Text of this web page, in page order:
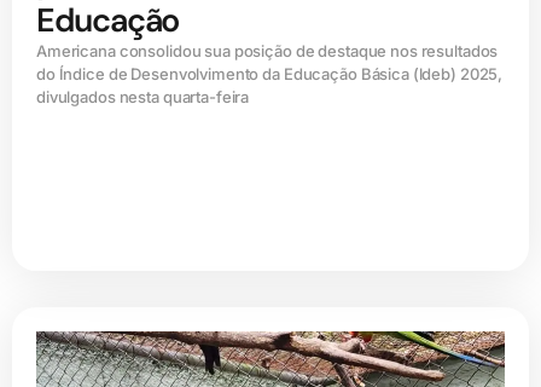
Educação
Americana consolidou sua posição de destaque nos resultados
do Índice de Desenvolvimento da Educação Básica (ldeb) 2025,
divulgados nesta quarta-feira